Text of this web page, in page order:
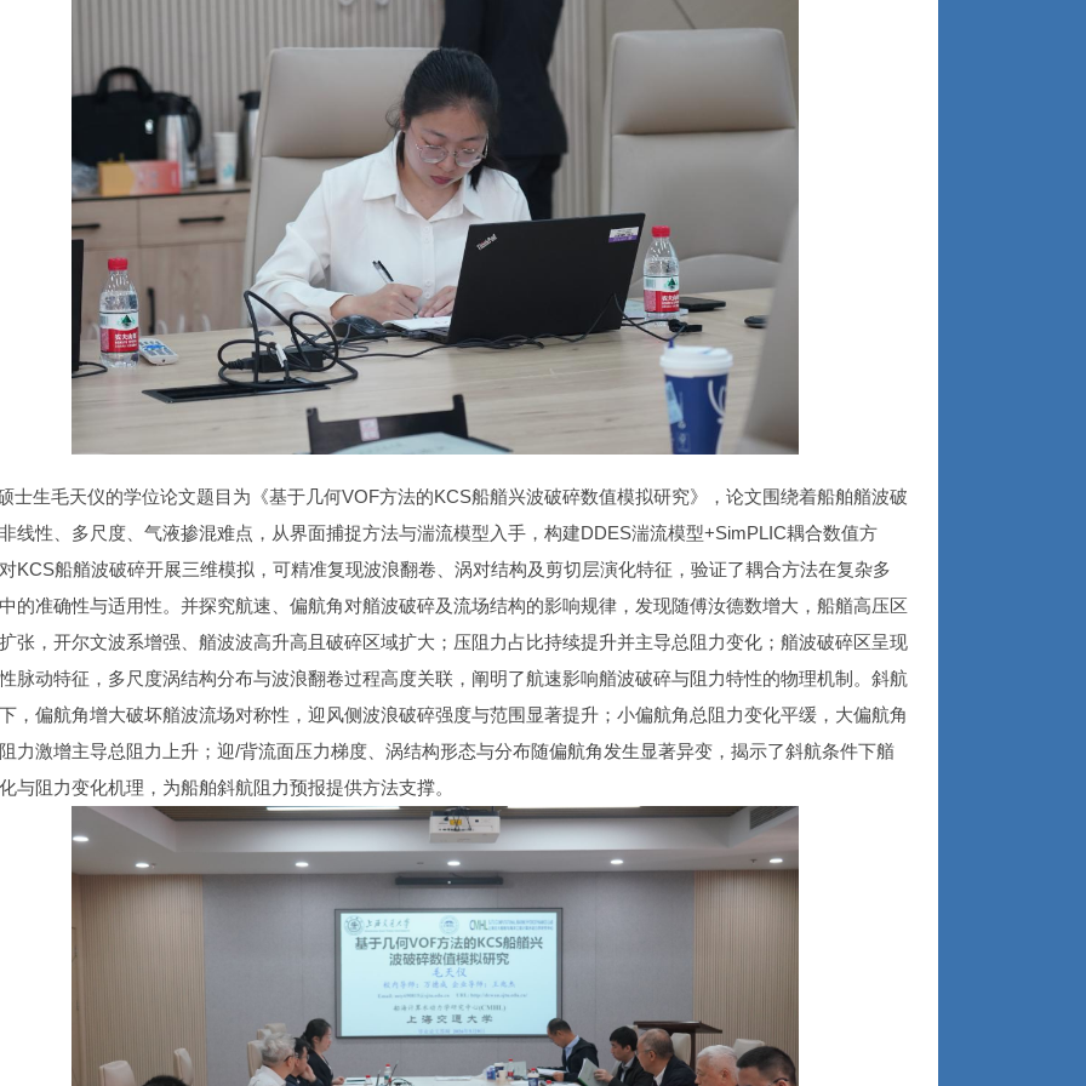
生毛天仪的学位论文题目为《基于几何VOF方法的KCS船艏兴波破碎数值模拟研究》，论文围绕着船舶艏波破
线性、多尺度、气液掺混难点，从界面捕捉方法与湍流模型入手，构建DDES湍流模型+SimPLIC耦合数值方
KCS船艏波破碎开展三维模拟，可精准复现波浪翻卷、涡对结构及剪切层演化特征，验证了耦合方法在复杂多
的准确性与适用性。并探究航速、偏航角对艏波破碎及流场结构的影响规律，发现随傅汝德数增大，船艏高压区
张，开尔文波系增强、艏波波高升高且破碎区域扩大；压阻力占比持续提升并主导总阻力变化；艏波破碎区呈现
脉动特征，多尺度涡结构分布与波浪翻卷过程高度关联，阐明了航速影响艏波破碎与阻力特性的物理机制。斜航
，偏航角增大破坏艏波流场对称性，迎风侧波浪破碎强度与范围显著提升；小偏航角总阻力变化平缓，大偏航角
力激增主导总阻力上升；迎/背流面压力梯度、涡结构形态与分布随偏航角发生显著异变，揭示了斜航条件下艏
与阻力变化机理，为船舶斜航阻力预报提供方法支撑。